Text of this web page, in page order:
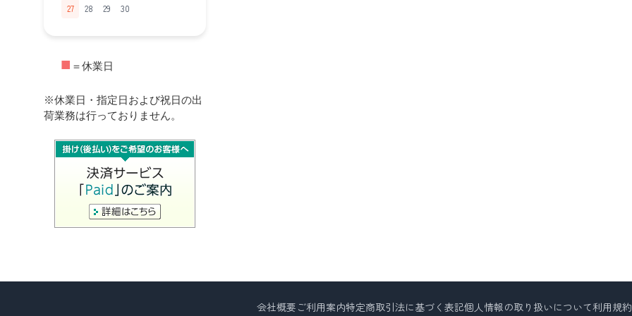
27
28 29 30
■ ＝休業日
※休業日・指定日および祝日の出
荷業務は行っておりません。
会社概要 ご利用案内特定商取引法に基づく表記個人情報の取り扱いについて利用規約